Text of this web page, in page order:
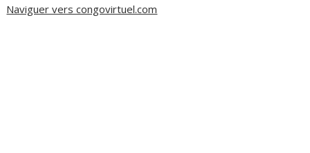
Naviguer vers congovirtuel.com